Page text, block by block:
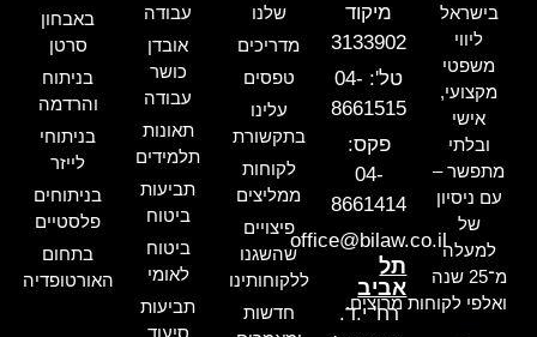
בישראל
ליווי
משפטי
מקצועי,
אישי
ובלתי
מתפשר –
עם ניסיון
של
למעלה
מ־25 שנה
ואלפי לקוחות מרוצים.
שלנו
מדריכים
טפסים
עלינו
בתקשורת
לקוחות
ממליצים
פיצויים
שהשגנו
ללקוחותינו
חדשות
עבודה
אובדן
כושר
עבודה
תאונות
תלמידים
תביעות
ביטוח
ביטוח
לאומי
תביעות
באבחון
סרטן
בניתוח
והרדמה
בניתוחי
לייזר
בניתוחים
פלסטיים
בתחום
האורטופדיה
מיקוד
3133902
טל': 04-
8661515
פקס:
04-
8661414
office@bilaw.co.il
תל
אביב
רח' י.ד.